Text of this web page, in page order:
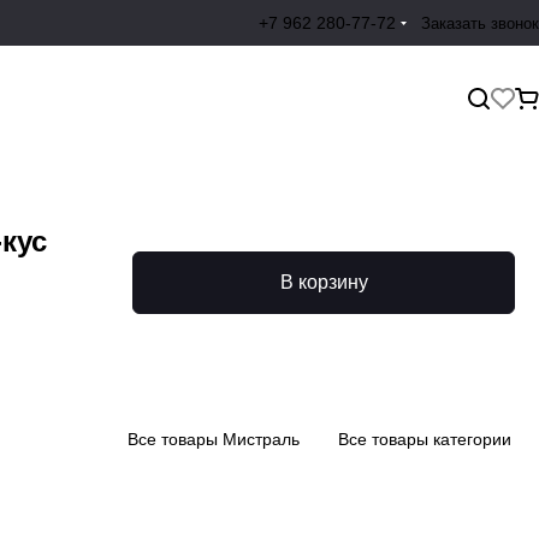
+7 962 280-77-72 Заказать звонок
В корзину
Все товары Мистраль Все товары категории